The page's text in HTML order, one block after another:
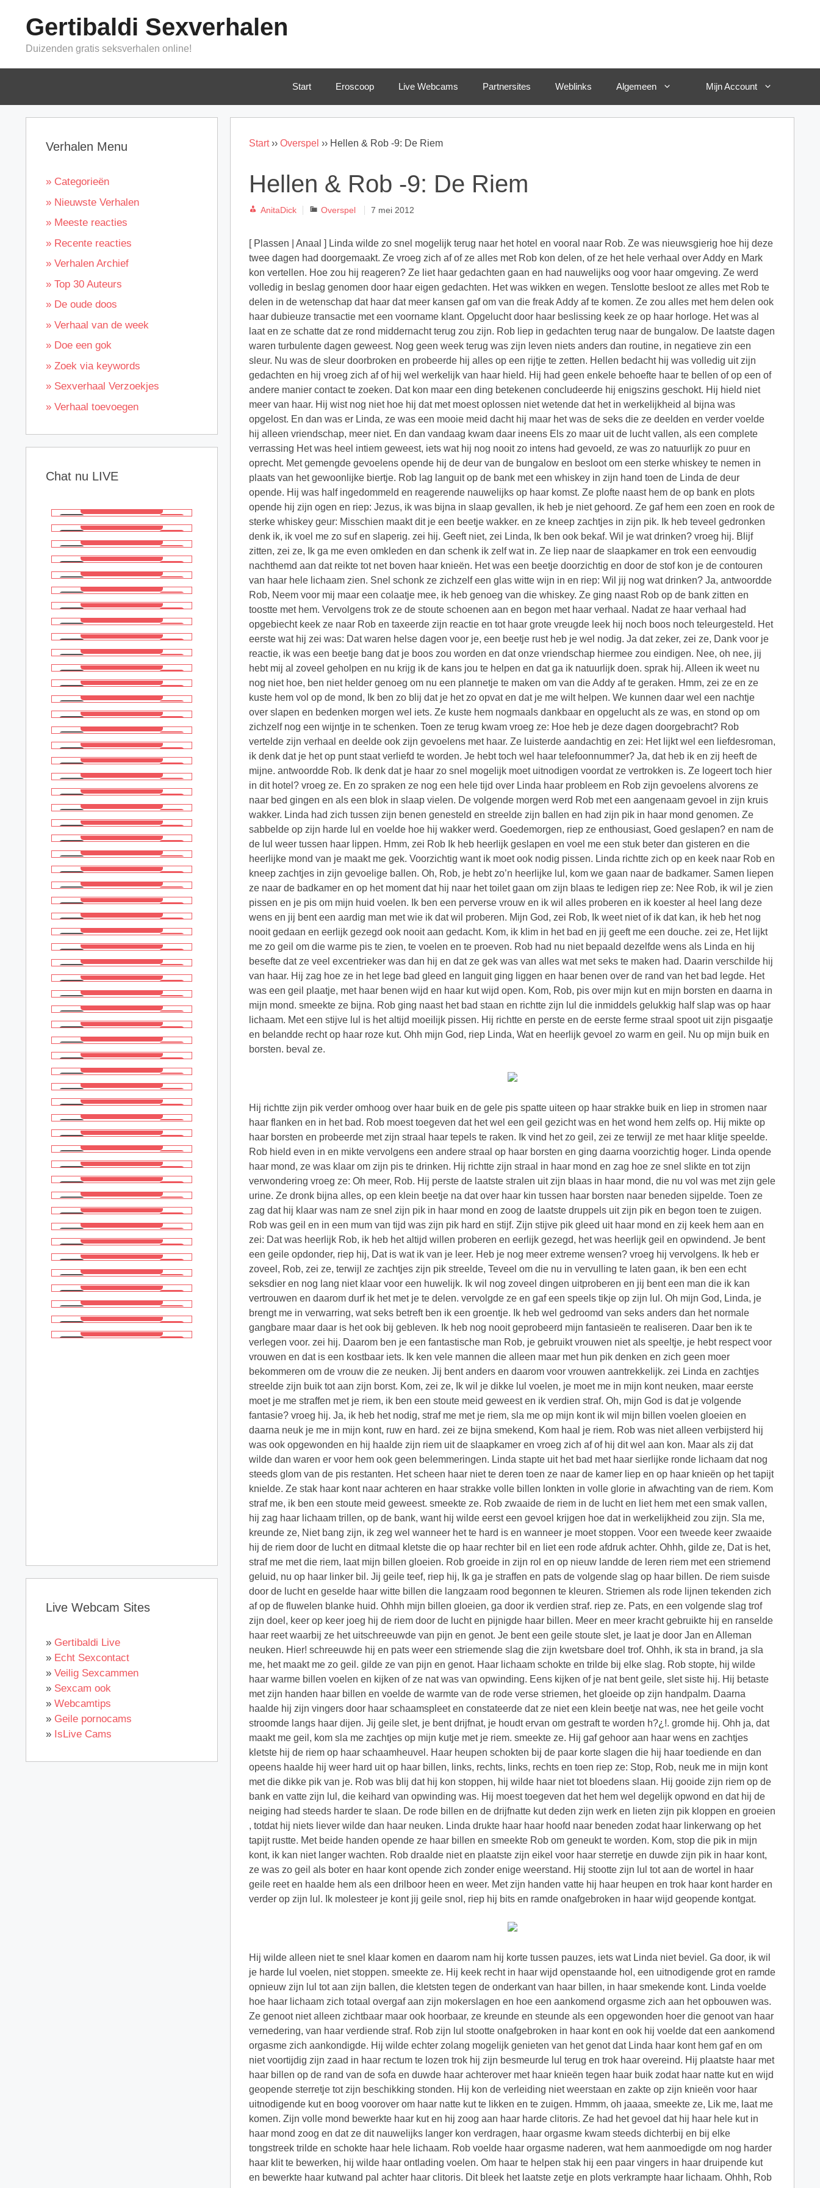
inhoud
Gertibaldi Sexverhalen
Duizenden gratis seksverhalen online!
Start Eroscoop Live Webcams Partnersites Weblinks Algemeen Mijn Account
Start›› Overspel ›› Hellen & Rob -9: De Riem
Hellen & Rob -9: De Riem
AnitaDick Categorieën
Overspel 7 mei 2012
[ Plassen | Anaal ] Linda wilde zo snel mogelijk terug naar het hotel en vooral naar Rob. Ze was nieuwsgierig hoe hij deze
twee dagen had doorgemaakt. Ze vroeg zich af of ze alles met Rob kon delen, of ze het hele verhaal over Addy en Mark
kon vertellen. Hoe zou hij reageren? Ze liet haar gedachten gaan en had nauwelijks oog voor haar omgeving. Ze werd
volledig in beslag genomen door haar eigen gedachten. Het was wikken en wegen. Tenslotte besloot ze alles met Rob te
delen in de wetenschap dat haar dat meer kansen gaf om van die freak Addy af te komen. Ze zou alles met hem delen ook
haar dubieuze transactie met een voorname klant. Opgelucht door haar beslissing keek ze op haar horloge. Het was al
laat en ze schatte dat ze rond middernacht terug zou zijn. Rob liep in gedachten terug naar de bungalow. De laatste dagen
waren turbulente dagen geweest. Nog geen week terug was zijn leven niets anders dan routine, in negatieve zin een
sleur. Nu was de sleur doorbroken en probeerde hij alles op een rijtje te zetten. Hellen bedacht hij was volledig uit zijn
gedachten en hij vroeg zich af of hij wel werkelijk van haar hield. Hij had geen enkele behoefte haar te bellen of op een of
andere manier contact te zoeken. Dat kon maar een ding betekenen concludeerde hij enigszins geschokt. Hij hield niet
meer van haar. Hij wist nog niet hoe hij dat met moest oplossen niet wetende dat het in werkelijkheid al bijna was
opgelost. En dan was er Linda, ze was een mooie meid dacht hij maar het was de seks die ze deelden en verder voelde
hij alleen vriendschap, meer niet. En dan vandaag kwam daar ineens Els zo maar uit de lucht vallen, als een complete
verrassing Het was heel intiem geweest, iets wat hij nog nooit zo intens had gevoeld, ze was zo natuurlijk zo puur en
oprecht. Met gemengde gevoelens opende hij de deur van de bungalow en besloot om een sterke whiskey te nemen in
plaats van het gewoonlijke biertje. Rob lag languit op de bank met een whiskey in zijn hand toen de Linda de deur
opende. Hij was half ingedommeld en reagerende nauwelijks op haar komst. Ze plofte naast hem de op bank en plots
opende hij zijn ogen en riep: Jezus, ik was bijna in slaap gevallen, ik heb je niet gehoord. Ze gaf hem een zoen en rook de
sterke whiskey geur: Misschien maakt dit je een beetje wakker. en ze kneep zachtjes in zijn pik. Ik heb teveel gedronken
denk ik, ik voel me zo suf en slaperig. zei hij. Geeft niet, zei Linda, Ik ben ook bekaf. Wil je wat drinken? vroeg hij. Blijf
zitten, zei ze, Ik ga me even omkleden en dan schenk ik zelf wat in. Ze liep naar de slaapkamer en trok een eenvoudig
nachthemd aan dat reikte tot net boven haar knieën. Het was een beetje doorzichtig en door de stof kon je de contouren
van haar hele lichaam zien. Snel schonk ze zichzelf een glas witte wijn in en riep: Wil jij nog wat drinken? Ja, antwoordde
Rob, Neem voor mij maar een colaatje mee, ik heb genoeg van die whiskey. Ze ging naast Rob op de bank zitten en
toostte met hem. Vervolgens trok ze de stoute schoenen aan en begon met haar verhaal. Nadat ze haar verhaal had
opgebiecht keek ze naar Rob en taxeerde zijn reactie en tot haar grote vreugde leek hij noch boos noch teleurgesteld. Het
eerste wat hij zei was: Dat waren helse dagen voor je, een beetje rust heb je wel nodig. Ja dat zeker, zei ze, Dank voor je
reactie, ik was een beetje bang dat je boos zou worden en dat onze vriendschap hiermee zou eindigen. Nee, oh nee, jij
hebt mij al zoveel geholpen en nu krijg ik de kans jou te helpen en dat ga ik natuurlijk doen. sprak hij. Alleen ik weet nu
nog niet hoe, ben niet helder genoeg om nu een plannetje te maken om van die Addy af te geraken. Hmm, zei ze en ze
kuste hem vol op de mond, Ik ben zo blij dat je het zo opvat en dat je me wilt helpen. We kunnen daar wel een nachtje
over slapen en bedenken morgen wel iets. Ze kuste hem nogmaals dankbaar en opgelucht als ze was, en stond op om
zichzelf nog een wijntje in te schenken. Toen ze terug kwam vroeg ze: Hoe heb je deze dagen doorgebracht? Rob
vertelde zijn verhaal en deelde ook zijn gevoelens met haar. Ze luisterde aandachtig en zei: Het lijkt wel een liefdesroman,
ik denk dat je het op punt staat verliefd te worden. Je hebt toch wel haar telefoonnummer? Ja, dat heb ik en zij heeft de
mijne. antwoordde Rob. Ik denk dat je haar zo snel mogelijk moet uitnodigen voordat ze vertrokken is. Ze logeert toch hier
in dit hotel? vroeg ze. En zo spraken ze nog een hele tijd over Linda haar probleem en Rob zijn gevoelens alvorens ze
naar bed gingen en als een blok in slaap vielen. De volgende morgen werd Rob met een aangenaam gevoel in zijn kruis
wakker. Linda had zich tussen zijn benen genesteld en streelde zijn ballen en had zijn pik in haar mond genomen. Ze
sabbelde op zijn harde lul en voelde hoe hij wakker werd. Goedemorgen, riep ze enthousiast, Goed geslapen? en nam de
de lul weer tussen haar lippen. Hmm, zei Rob Ik heb heerlijk geslapen en voel me een stuk beter dan gisteren en die
heerlijke mond van je maakt me gek. Voorzichtig want ik moet ook nodig pissen. Linda richtte zich op en keek naar Rob en
kneep zachtjes in zijn gevoelige ballen. Oh, Rob, je hebt zo’n heerlijke lul, kom we gaan naar de badkamer. Samen liepen
ze naar de badkamer en op het moment dat hij naar het toilet gaan om zijn blaas te ledigen riep ze: Nee Rob, ik wil je zien
pissen en je pis om mijn huid voelen. Ik ben een perverse vrouw en ik wil alles proberen en ik koester al heel lang deze
wens en jij bent een aardig man met wie ik dat wil proberen. Mijn God, zei Rob, Ik weet niet of ik dat kan, ik heb het nog
nooit gedaan en eerlijk gezegd ook nooit aan gedacht. Kom, ik klim in het bad en jij geeft me een douche. zei ze, Het lijkt
me zo geil om die warme pis te zien, te voelen en te proeven. Rob had nu niet bepaald dezelfde wens als Linda en hij
besefte dat ze veel excentrieker was dan hij en dat ze gek was van alles wat met seks te maken had. Daarin verschilde hij
van haar. Hij zag hoe ze in het lege bad gleed en languit ging liggen en haar benen over de rand van het bad legde. Het
was een geil plaatje, met haar benen wijd en haar kut wijd open. Kom, Rob, pis over mijn kut en mijn borsten en daarna in
mijn mond. smeekte ze bijna. Rob ging naast het bad staan en richtte zijn lul die inmiddels gelukkig half slap was op haar
lichaam. Met een stijve lul is het altijd moeilijk pissen. Hij richtte en perste en de eerste ferme straal spoot uit zijn pisgaatje
en belandde recht op haar roze kut. Ohh mijn God, riep Linda, Wat en heerlijk gevoel zo warm en geil. Nu op mijn buik en
borsten. beval ze.
Hij richtte zijn pik verder omhoog over haar buik en de gele pis spatte uiteen op haar strakke buik en liep in stromen naar
haar flanken en in het bad. Rob moest toegeven dat het wel een geil gezicht was en het wond hem zelfs op. Hij mikte op
haar borsten en probeerde met zijn straal haar tepels te raken. Ik vind het zo geil, zei ze terwijl ze met haar klitje speelde.
Rob hield even in en mikte vervolgens een andere straal op haar borsten en ging daarna voorzichtig hoger. Linda opende
haar mond, ze was klaar om zijn pis te drinken. Hij richtte zijn straal in haar mond en zag hoe ze snel slikte en tot zijn
verwondering vroeg ze: Oh meer, Rob. Hij perste de laatste stralen uit zijn blaas in haar mond, die nu vol was met zijn gele
urine. Ze dronk bijna alles, op een klein beetje na dat over haar kin tussen haar borsten naar beneden sijpelde. Toen ze
zag dat hij klaar was nam ze snel zijn pik in haar mond en zoog de laatste druppels uit zijn pik en begon toen te zuigen.
Rob was geil en in een mum van tijd was zijn pik hard en stijf. Zijn stijve pik gleed uit haar mond en zij keek hem aan en
zei: Dat was heerlijk Rob, ik heb het altijd willen proberen en eerlijk gezegd, het was heerlijk geil en opwindend. Je bent
een geile opdonder, riep hij, Dat is wat ik van je leer. Heb je nog meer extreme wensen? vroeg hij vervolgens. Ik heb er
zoveel, Rob, zei ze, terwijl ze zachtjes zijn pik streelde, Teveel om die nu in vervulling te laten gaan, ik ben een echt
seksdier en nog lang niet klaar voor een huwelijk. Ik wil nog zoveel dingen uitproberen en jij bent een man die ik kan
vertrouwen en daarom durf ik het met je te delen. vervolgde ze en gaf een speels tikje op zijn lul. Oh mijn God, Linda, je
brengt me in verwarring, wat seks betreft ben ik een groentje. Ik heb wel gedroomd van seks anders dan het normale
gangbare maar daar is het ook bij gebleven. Ik heb nog nooit geprobeerd mijn fantasieën te realiseren. Daar ben ik te
verlegen voor. zei hij. Daarom ben je een fantastische man Rob, je gebruikt vrouwen niet als speeltje, je hebt respect voor
vrouwen en dat is een kostbaar iets. Ik ken vele mannen die alleen maar met hun pik denken en zich geen moer
bekommeren om de vrouw die ze neuken. Jij bent anders en daarom voor vrouwen aantrekkelijk. zei Linda en zachtjes
streelde zijn buik tot aan zijn borst. Kom, zei ze, Ik wil je dikke lul voelen, je moet me in mijn kont neuken, maar eerste
moet je me straffen met je riem, ik ben een stoute meid geweest en ik verdien straf. Oh, mijn God is dat je volgende
fantasie? vroeg hij. Ja, ik heb het nodig, straf me met je riem, sla me op mijn kont ik wil mijn billen voelen gloeien en
daarna neuk je me in mijn kont, ruw en hard. zei ze bijna smekend, Kom haal je riem. Rob was niet alleen verbijsterd hij
was ook opgewonden en hij haalde zijn riem uit de slaapkamer en vroeg zich af of hij dit wel aan kon. Maar als zij dat
wilde dan waren er voor hem ook geen belemmeringen. Linda stapte uit het bad met haar sierlijke ronde lichaam dat nog
steeds glom van de pis restanten. Het scheen haar niet te deren toen ze naar de kamer liep en op haar knieën op het tapijt
knielde. Ze stak haar kont naar achteren en haar strakke volle billen lonkten in volle glorie in afwachting van de riem. Kom
straf me, ik ben een stoute meid geweest. smeekte ze. Rob zwaaide de riem in de lucht en liet hem met een smak vallen,
hij zag haar lichaam trillen, op de bank, want hij wilde eerst een gevoel krijgen hoe dat in werkelijkheid zou zijn. Sla me,
kreunde ze, Niet bang zijn, ik zeg wel wanneer het te hard is en wanneer je moet stoppen. Voor een tweede keer zwaaide
hij de riem door de lucht en ditmaal kletste die op haar rechter bil en liet een rode afdruk achter. Ohhh, gilde ze, Dat is het,
straf me met die riem, laat mijn billen gloeien. Rob groeide in zijn rol en op nieuw landde de leren riem met een striemend
geluid, nu op haar linker bil. Jij geile teef, riep hij, Ik ga je straffen en pats de volgende slag op haar billen. De riem suisde
door de lucht en geselde haar witte billen die langzaam rood begonnen te kleuren. Striemen als rode lijnen tekenden zich
af op de fluwelen blanke huid. Ohhh mijn billen gloeien, ga door ik verdien straf. riep ze. Pats, en een volgende slag trof
zijn doel, keer op keer joeg hij de riem door de lucht en pijnigde haar billen. Meer en meer kracht gebruikte hij en ranselde
haar reet waarbij ze het uitschreeuwde van pijn en genot. Je bent een geile stoute slet, je laat je door Jan en Alleman
neuken. Hier! schreeuwde hij en pats weer een striemende slag die zijn kwetsbare doel trof. Ohhh, ik sta in brand, ja sla
me, het maakt me zo geil. gilde ze van pijn en genot. Haar lichaam schokte en trilde bij elke slag. Rob stopte, hij wilde
haar warme billen voelen en kijken of ze nat was van opwinding. Eens kijken of je nat bent geile, slet siste hij. Hij betaste
met zijn handen haar billen en voelde de warmte van de rode verse striemen, het gloeide op zijn handpalm. Daarna
haalde hij zijn vingers door haar schaamspleet en constateerde dat ze niet een klein beetje nat was, nee het geile vocht
stroomde langs haar dijen. Jij geile slet, je bent drijfnat, je houdt ervan om gestraft te worden h?¿!. gromde hij. Ohh ja, dat
maakt me geil, kom sla me zachtjes op mijn kutje met je riem. smeekte ze. Hij gaf gehoor aan haar wens en zachtjes
kletste hij de riem op haar schaamheuvel. Haar heupen schokten bij de paar korte slagen die hij haar toediende en dan
opeens haalde hij weer hard uit op haar billen, links, rechts, links, rechts en toen riep ze: Stop, Rob, neuk me in mijn kont
met die dikke pik van je. Rob was blij dat hij kon stoppen, hij wilde haar niet tot bloedens slaan. Hij gooide zijn riem op de
bank en vatte zijn lul, die keihard van opwinding was. Hij moest toegeven dat het hem wel degelijk opwond en dat hij de
neiging had steeds harder te slaan. De rode billen en de drijfnatte kut deden zijn werk en lieten zijn pik kloppen en groeien
, totdat hij niets liever wilde dan haar neuken. Linda drukte haar haar hoofd naar beneden zodat haar linkerwang op het
tapijt rustte. Met beide handen opende ze haar billen en smeekte Rob om geneukt te worden. Kom, stop die pik in mijn
kont, ik kan niet langer wachten. Rob draalde niet en plaatste zijn eikel voor haar sterretje en duwde zijn pik in haar kont,
ze was zo geil als boter en haar kont opende zich zonder enige weerstand. Hij stootte zijn lul tot aan de wortel in haar
geile reet en haalde hem als een drilboor heen en weer. Met zijn handen vatte hij haar heupen en trok haar kont harder en
verder op zijn lul. Ik molesteer je kont jij geile snol, riep hij bits en ramde onafgebroken in haar wijd geopende kontgat.
Hij wilde alleen niet te snel klaar komen en daarom nam hij korte tussen pauzes, iets wat Linda niet beviel. Ga door, ik wil
je harde lul voelen, niet stoppen. smeekte ze. Hij keek recht in haar wijd openstaande hol, een uitnodigende grot en ramde
opnieuw zijn lul tot aan zijn ballen, die kletsten tegen de onderkant van haar billen, in haar smekende kont. Linda voelde
hoe haar lichaam zich totaal overgaf aan zijn mokerslagen en hoe een aankomend orgasme zich aan het opbouwen was.
Ze genoot niet alleen zichtbaar maar ook hoorbaar, ze kreunde en steunde als een opgewonden hoer die genoot van haar
vernedering, van haar verdiende straf. Rob zijn lul stootte onafgebroken in haar kont en ook hij voelde dat een aankomend
orgasme zich aankondigde. Hij wilde echter zolang mogelijk genieten van het genot dat Linda haar kont hem gaf en om
niet voortijdig zijn zaad in haar rectum te lozen trok hij zijn besmeurde lul terug en trok haar overeind. Hij plaatste haar met
haar billen op de rand van de sofa en duwde haar achterover met haar knieën tegen haar buik zodat haar natte kut en wijd
geopende sterretje tot zijn beschikking stonden. Hij kon de verleiding niet weerstaan en zakte op zijn knieën voor haar
uitnodigende kut en boog voorover om haar natte kut te likken en te zuigen. Hmmm, oh jaaaa, smeekte ze, Lik me, laat me
komen. Zijn volle mond bewerkte haar kut en hij zoog aan haar harde clitoris. Ze had het gevoel dat hij haar hele kut in
haar mond zoog en dat ze dit nauwelijks langer kon verdragen, haar orgasme kwam steeds dichterbij en bij elke
tongstreek trilde en schokte haar hele lichaam. Rob voelde haar orgasme naderen, wat hem aanmoedigde om nog harder
haar klit te bewerken, hij wilde haar ontlading voelen. Om haar te helpen stak hij een paar vingers in haar druipende kut
en bewerkte haar kutwand pal achter haar clitoris. Dit bleek het laatste zetje en plots verkrampte haar lichaam. Ohhh, Rob
Verhalen Menu
» Categorieën
» Nieuwste Verhalen
» Meeste reacties
» Recente reacties
» Verhalen Archief
» Top 30 Auteurs
» De oude doos
» Verhaal van de week
» Doe een gok
» Zoek via keywords
» Sexverhaal Verzoekjes
» Verhaal toevoegen
Chat nu LIVE
Live Webcam Sites
» Gertibaldi Live
» Echt Sexcontact
» Veilig Sexcammen
» Sexcam ook
» Webcamtips
» Geile pornocams
» IsLive Cams